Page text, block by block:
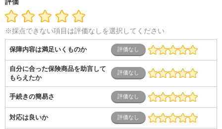
専業主婦（夫）
営業
※採点できない項目は評価なしを選択してください
保障内容は満足いくものか
自分に合った保険商品を助言して
もらえたか
手続きの簡易さ
対応は良いか